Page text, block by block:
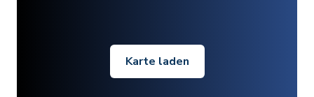
Karte laden